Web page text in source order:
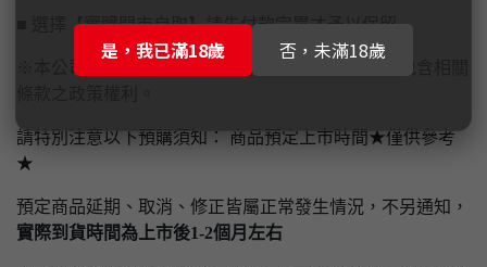
■ 選擇【實體門市自取】請先付款完畢才予以保留
※本公司保有隨時異動、修改本官方網站一切內容包含相關
請特別注意以下預購須知： 商品預定上市時間★僅供參考
★
預定商品延期、取消、修正皆屬正常發生情況，不另通知，
實際到貨時間為上市後1-2個月左右
是，我已滿18歲 否，未滿18歲